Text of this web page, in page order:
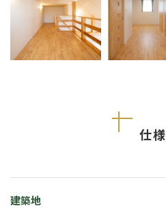
仕様
建築地